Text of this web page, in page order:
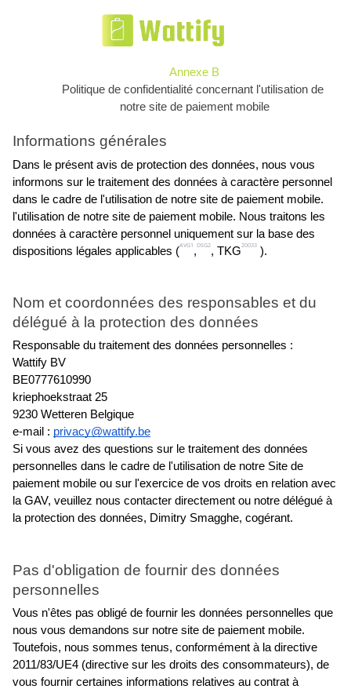
Annexe B
Politique de confidentialité concernant l'utilisation de
notre site de paiement mobile
Informations générales
Dans le présent avis de protection des données, nous vous
informons sur le traitement des données à caractère personnel
dans le cadre de l'utilisation de notre site de paiement mobile.
l'utilisation de notre site de paiement mobile. Nous traitons les
données à caractère personnel uniquement sur la base des
dispositions légales applicables (AVG1 ,DSG2, TKG20033 ).
Nom et coordonnées des responsables et du
délégué à la protection des données
Responsable du traitement des données personnelles :
Wattify BV
BE0777610990
kriephoekstraat 25
9230 Wetteren Belgique
e-mail : privacy@wattify.be
Si vous avez des questions sur le traitement des données
personnelles dans le cadre de l'utilisation de notre Site de
paiement mobile ou sur l'exercice de vos droits en relation avec
la GAV, veuillez nous contacter directement ou notre délégué à
la protection des données, Dimitry Smagghe, cogérant.
Pas d'obligation de fournir des données
personnelles
Vous n'êtes pas obligé de fournir les données personnelles que
nous vous demandons sur notre site de paiement mobile.
Toutefois, nous sommes tenus, conformément à la directive
2011/83/UE4 (directive sur les droits des consommateurs), de
vous fournir certaines informations relatives au contrat à